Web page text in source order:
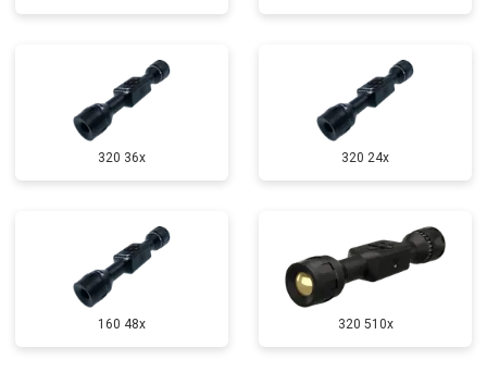
320 36x 320 24x
160 48x 320 510x